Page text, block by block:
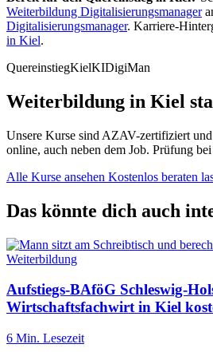
Weiterbildung Digitalisierungsmanager
Digitalisierungsmanager. Karriere-
in Kiel.
QuereinstiegKielKIDigiMan
Weiterbildung in Kiel
Unsere Kurse sind AZAV-zertifiziert
online, auch neben dem Job. Prüfung
Alle Kurse ansehen Kostenlos beraten
Das könnte dich auch
Aufstiegs-BAföG Schleswig-
Wirtschaftsfachwirt in Kiel
6 Min. Lesezeit